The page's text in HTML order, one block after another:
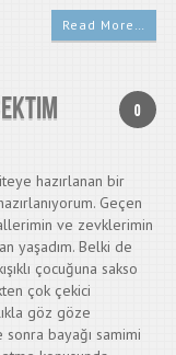
Read More…
0
hazırlanan bir
Geçen
ve zevklerimin
yaşadım. Belki de
çocuğuna sakso
çok çekici
göz göze
bayağı samimi